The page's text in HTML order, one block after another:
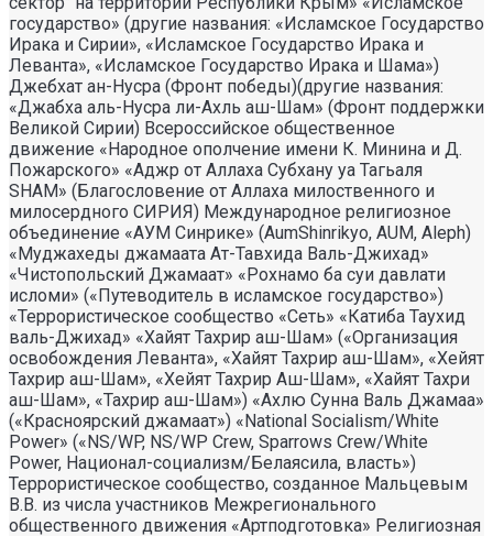
государство» (другие названия: «Исламское Государство
Ирака и Сирии», «Исламское Государство Ирака и
Леванта», «Исламское Государство Ирака и Шама»)
Джебхат ан-Нусра (Фронт победы)(другие названия:
«Джабха аль-Нусра ли-Ахль аш-Шам» (Фронт поддержки
Великой Сирии) Всероссийское общественное
движение «Народное ополчение имени К. Минина и Д.
Пожарского» «Аджр от Аллаха Субхану уа Тагьаля
SHAM» (Благословение от Аллаха милоственного и
милосердного СИРИЯ) Международное религиозное
объединение «АУМ Синрике» (AumShinrikyo, AUM, Aleph)
«Муджахеды джамаата Ат-Тавхида Валь-Джихад»
«Чистопольский Джамаат» «Рохнамо ба суи давлати
исломи» («Путеводитель в исламское государство»)
«Террористическое сообщество «Сеть» «Катиба Таухид
валь-Джихад» «Хайят Тахрир аш-Шам» («Организация
освобождения Леванта», «Хайят Тахрир аш-Шам», «Хейят
Тахрир аш-Шам», «Хейят Тахрир Аш-Шам», «Хайят Тахри
аш-Шам», «Тахрир аш-Шам») «Ахлю Сунна Валь Джамаа»
(«Красноярский джамаат») «National Socialism/White
Power» («NS/WP, NS/WP Crew, Sparrows Crew/White
Power, Национал-социализм/Белаясила, власть»)
Террористическое сообщество, созданное Мальцевым
В.В. из числа участников Межрегионального
общественного движения «Артподготовка» Религиозная